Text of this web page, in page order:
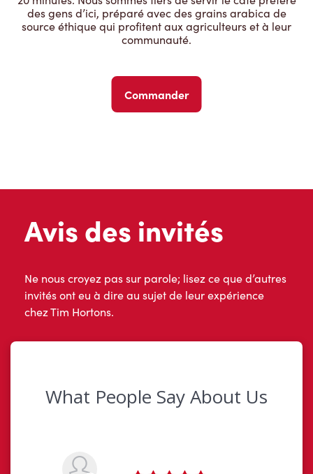
des gens d’ici, préparé avec des grains arabica de
source éthique qui profitent aux agriculteurs et à leur
communauté.
Commander
Avis des invités
Ne nous croyez pas sur parole; lisez ce que d’autres
invités ont eu à dire au sujet de leur expérience
chez Tim Hortons.